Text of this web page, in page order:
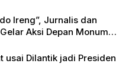
Ireng”, Jurnalis dan
Aksi Depan Monumen
usai Dilantik jadi Presiden